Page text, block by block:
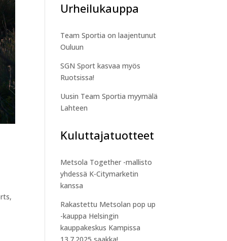
Urheilukauppa
Team Sportia on laajentunut
Ouluun
SGN Sport kasvaa myös
Ruotsissa!
Uusin Team Sportia myymälä
Lahteen
Kuluttajatuotteet
Metsola Together -mallisto
yhdessä K-Citymarketin
kanssa
Rakastettu Metsolan pop up
-kauppa Helsingin
kauppakeskus Kampissa